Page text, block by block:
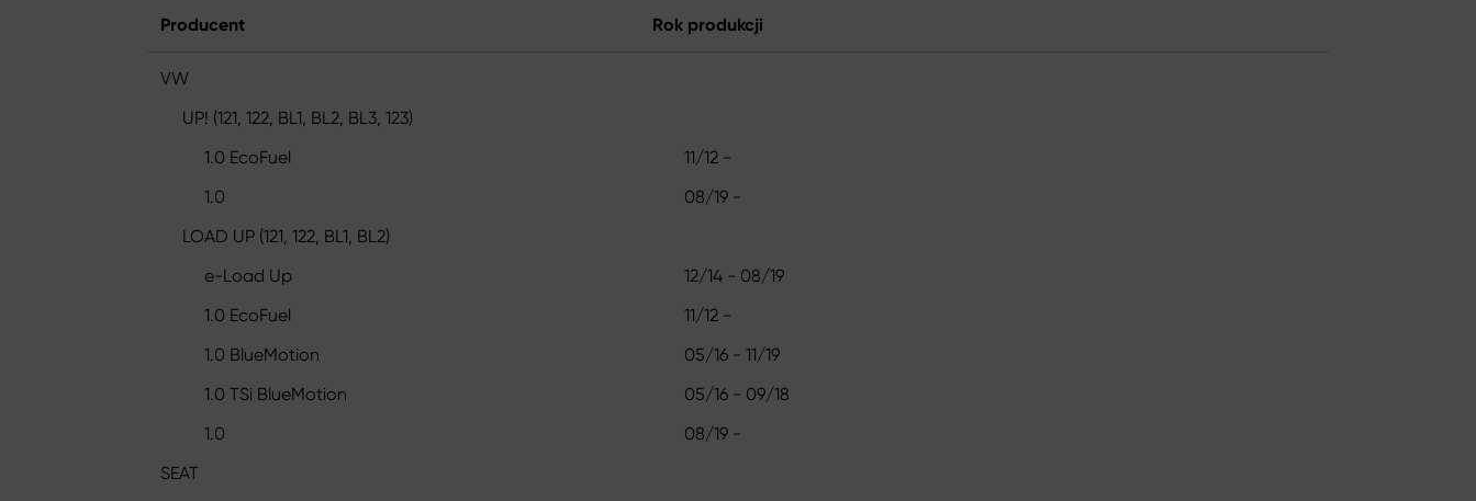
Producent Rok produkcji
VW
UP! (121, 122, BL1, BL2, BL3, 123)
1.0 EcoFuel
11/12 -
1.0
08/19 -
LOAD UP (121, 122, BL1, BL2)
e-Load Up
12/14 - 08/19
1.0 EcoFuel
11/12 -
1.0 BlueMotion
05/16 - 11/19
1.0 TSi BlueMotion
05/16 - 09/18
1.0
08/19 -
SEAT